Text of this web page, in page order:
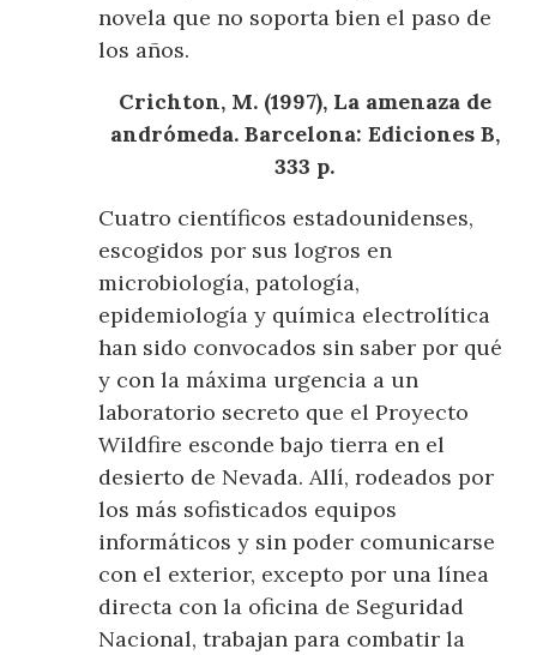
novela que no soporta bien el paso de
los años.
Crichton, M. (1997), La amenaza de
andrómeda. Barcelona: Ediciones B,
333 p.
Cuatro científicos estadounidenses,
escogidos por sus logros en
microbiología, patología,
epidemiología y química electrolítica
han sido convocados sin saber por qué
y con la máxima urgencia a un
laboratorio secreto que el Proyecto
Wildfire esconde bajo tierra en el
desierto de Nevada. Allí, rodeados por
los más sofisticados equipos
informáticos y sin poder comunicarse
con el exterior, excepto por una línea
directa con la oficina de Seguridad
Nacional, trabajan para combatir la